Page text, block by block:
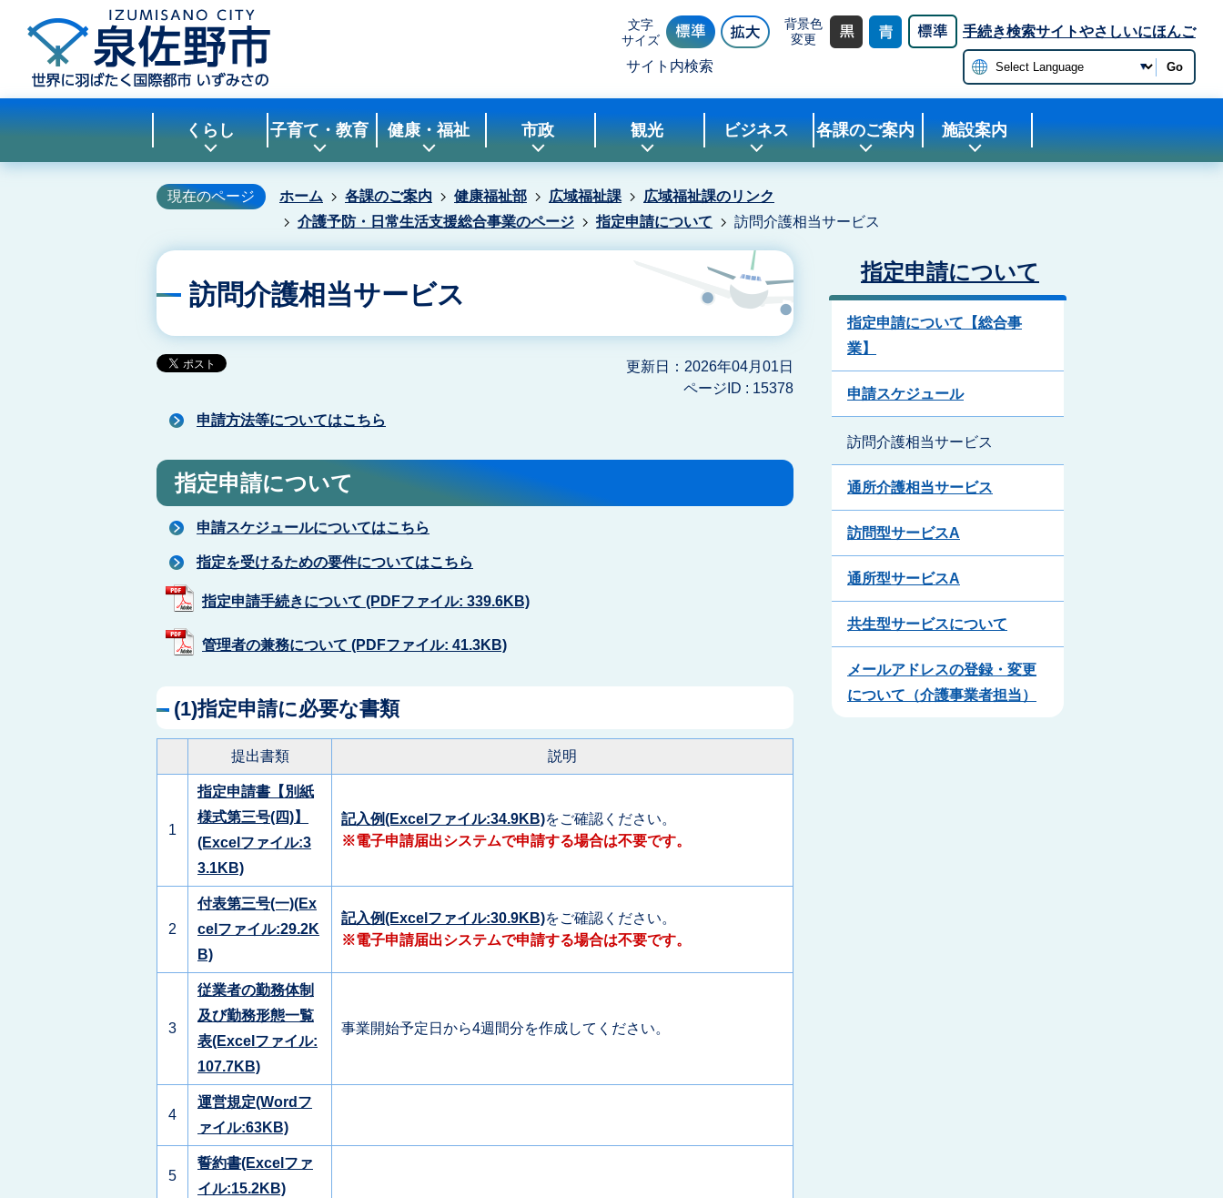
文字
サイズ
背景色
変更
手続き検索サイトやさしいにほんご
サイト内検索 Go
くらし 子育て・教育 健康・福祉 市政 観光 ビジネス 各課のご案内 施設案内
現在のページ ホーム 各課のご案内 健康福祉部 広域福祉課
広域福祉課のリンク
介護予防・日常生活支援総合事業のページ
指定申請について 訪問介護相当サービス
訪問介護相当サービス
更新日：2026年04月01日
ページID : 15378
申請方法等についてはこちら
指定申請について
申請スケジュールについてはこちら
指定を受けるための要件についてはこちら
指定申請手続きについて (PDFファイル: 339.6KB)
管理者の兼務について (PDFファイル: 41.3KB)
(1)指定申請に必要な書類
提出書類 説明
1
指定申請書【別紙
様式第三号(四)】
(Excelファイル:3
3.1KB)
記入例(Excelファイル:34.9KB)をご確認ください。
※電子申請届出システムで申請する場合は不要です。
2
付表第三号(一)(Ex
celファイル:29.2K
B)
記入例(Excelファイル:30.9KB)をご確認ください。
※電子申請届出システムで申請する場合は不要です。
3
従業者の勤務体制
及び勤務形態一覧
表(Excelファイル:
107.7KB)
事業開始予定日から4週間分を作成してください。
4
運営規定(Wordフ
ァイル:63KB)
5
誓約書(Excelファ
イル:15.2KB)
指定申請について
指定申請について【総合事
業】
申請スケジュール
訪問介護相当サービス
通所介護相当サービス
訪問型サービスA
通所型サービスA
共生型サービスについて
メールアドレスの登録・変更
について（介護事業者担当）